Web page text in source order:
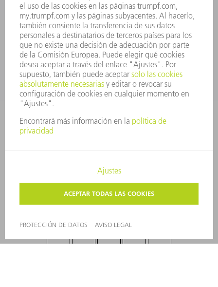
SOFTWARE
SERVICIOS
APLICACIONES
SECTORES
EMPRESA
CARRERA PROFESIONAL
OFERTAS DE TRABAJO
PERFIL DE LA EMPRESA
JUNTA DIRECTIVA
INFORME ANUAL
PRINCIPIOS CORPORATIVOS
CUMPLIMIENTO
SISTEMA DE INFORMADORES
SEGURIDAD
SOCIEDAD Y EMPRESA
GESTIÓN EMPRESARIAL